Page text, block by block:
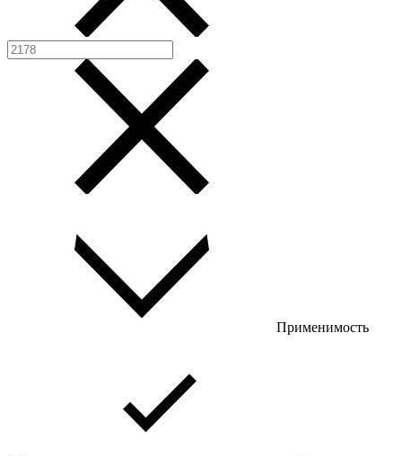
Применимость